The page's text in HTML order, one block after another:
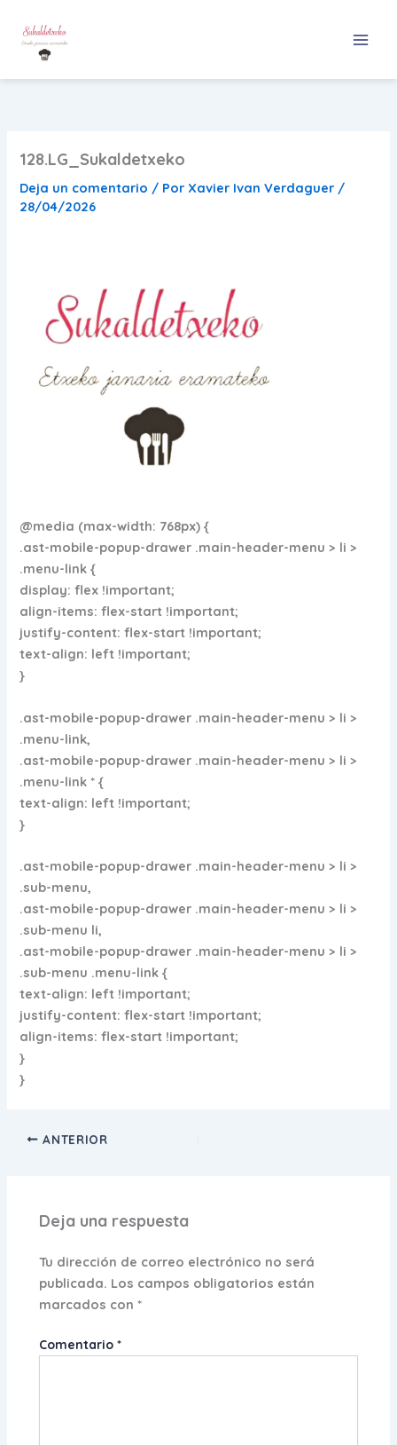
contenido
128.LG_Sukaldetxeko
Deja un comentario / Por Xavier Ivan Verdaguer /
28/04/2026
@media (max-width: 768px) {
.ast-mobile-popup-drawer .main-header-menu > li >
.menu-link {
display: flex !important;
align-items: flex-start !important;
justify-content: flex-start !important;
text-align: left !important;
}
.ast-mobile-popup-drawer .main-header-menu > li >
.menu-link,
.ast-mobile-popup-drawer .main-header-menu > li >
.menu-link * {
text-align: left !important;
}
.ast-mobile-popup-drawer .main-header-menu > li >
.sub-menu,
.ast-mobile-popup-drawer .main-header-menu > li >
.sub-menu li,
.ast-mobile-popup-drawer .main-header-menu > li >
.sub-menu .menu-link {
text-align: left !important;
justify-content: flex-start !important;
align-items: flex-start !important;
}
}
ANTERIOR
Deja una respuesta
Tu dirección de correo electrónico no será
publicada. Los campos obligatorios están
marcados con*
Comentario*